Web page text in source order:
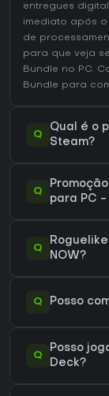
entregues
imediato após
de
para que veja
Bundle no PC.
Bundle para
Q
Qual é o
Steam?
Q
para PC -
Q
NOW?
Q Posso
Q
Posso
Deck?